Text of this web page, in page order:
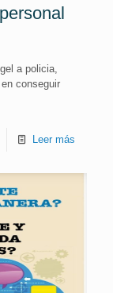
a policia,
conseguir
Leer más